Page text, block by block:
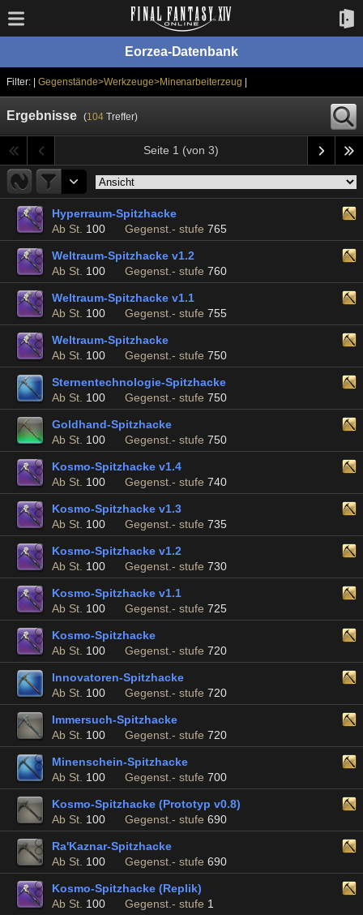
Eorzea-Datenbank
Filter: | Gegenstände>Werkzeuge>Minenarbeiterzeug
Ergebnisse (104Treffer)
Seite 1 (von 3)
Hyperraum-Spitzhacke
Ab St. 100 Gegenst.- stufe 765
Weltraum-Spitzhacke v1.2
Ab St. 100 Gegenst.- stufe 760
Weltraum-Spitzhacke v1.1
Ab St. 100 Gegenst.- stufe 755
Weltraum-Spitzhacke
Ab St. 100 Gegenst.- stufe 750
Sternentechnologie-Spitzhacke
Ab St. 100 Gegenst.- stufe 750
Goldhand-Spitzhacke
Ab St. 100 Gegenst.- stufe 750
Kosmo-Spitzhacke v1.4
Ab St. 100 Gegenst.- stufe 740
Kosmo-Spitzhacke v1.3
Ab St. 100 Gegenst.- stufe 735
Kosmo-Spitzhacke v1.2
Ab St. 100 Gegenst.- stufe 730
Kosmo-Spitzhacke v1.1
Ab St. 100 Gegenst.- stufe 725
Kosmo-Spitzhacke
Ab St. 100 Gegenst.- stufe 720
Innovatoren-Spitzhacke
Ab St. 100 Gegenst.- stufe 720
Immersuch-Spitzhacke
Ab St. 100 Gegenst.- stufe 720
Minenschein-Spitzhacke
Ab St. 100 Gegenst.- stufe 700
Kosmo-Spitzhacke (Prototyp v0.8)
Ab St. 100 Gegenst.- stufe 690
Ra'Kaznar-Spitzhacke
Ab St. 100 Gegenst.- stufe 690
Kosmo-Spitzhacke (Replik)
Ab St. 100 Gegenst.- stufe 1